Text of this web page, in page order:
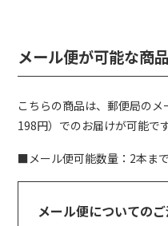
メール便が可能な商
こちらの商品は、郵便局のメ
198円）でのお届けが可能です
■メール便可能数量：2本まで
メール便についての